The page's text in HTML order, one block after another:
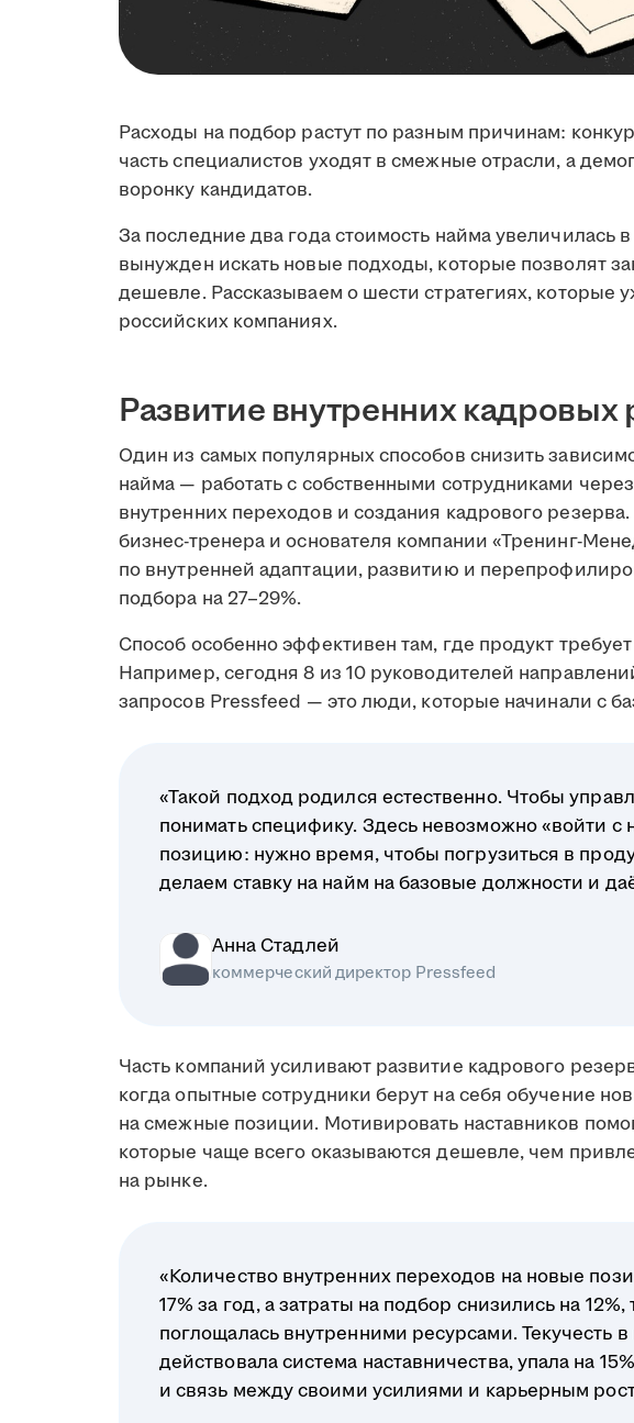
Расходы на подбор растут по разным причинам:
часть специалистов уходят в смежные отрасли, а
воронку кандидатов.
За последние два года стоимость найма увеличилась
вынужден искать новые подходы, которые позволят
дешевле. Рассказываем о шести стратегиях, которые
российских компаниях.
Развитие внутренних кадровых
Один из самых популярных способов снизить
найма — работать с собственными сотрудниками
внутренних переходов и создания кадрового
бизнес-тренера и основателя компании «Тренинг-
по внутренней адаптации, развитию и
подбора на 27–29%.
Способ особенно эффективен там, где продукт
Например, сегодня 8 из 10 руководителей
запросов Pressfeed — это люди, которые начинали с
«Такой подход родился естественно. Чтобы
понимать специфику. Здесь невозможно «войти с
позицию: нужно время, чтобы погрузиться в
делаем ставку на найм на базовые должности и
Анна Стадлей
коммерческий директор Pressfeed
Часть компаний усиливают развитие кадрового
когда опытные сотрудники берут на себя обучение
на смежные позиции. Мотивировать наставников
которые чаще всего оказываются дешевле, чем
на рынке.
«Количество внутренних переходов на новые
17% за год, а затраты на подбор снизились на 12%,
поглощалась внутренними ресурсами. Текучесть
действовала система наставничества, упала на
и связь между своими усилиями и карьерным